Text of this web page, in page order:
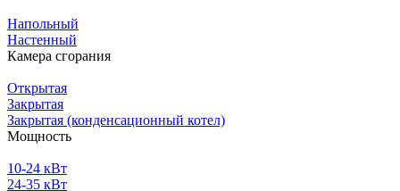
Напольный
Настенный
Камера сгорания
Открытая
Закрытая
Закрытая (конденсационный котел)
Мощность
10-24 кВт
24-35 кВт